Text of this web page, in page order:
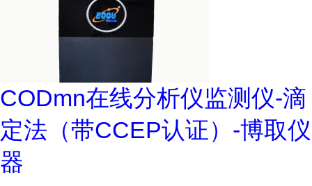
CODmn在线分析仪监测仪-滴
定法（带CCEP认证）-博取仪
器